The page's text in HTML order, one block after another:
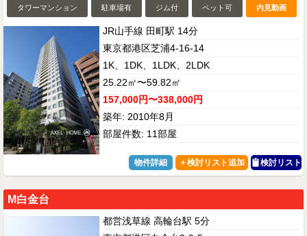
タワーマンション 駐車場有 ジム付 ペット可 内見動画
JR山手線 田町駅 14分
東京都港区芝浦4-16-14
1K、1DK、1LDK、2LDK
25.22㎡〜59.82㎡
157,000円〜338,000円
築年: 2010年8月
部屋件数: 11部屋
物件詳細 検討リスト
M白金台
都営浅草線 高輪台駅 5分